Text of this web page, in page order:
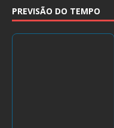
PREVISÃO DO TEMPO